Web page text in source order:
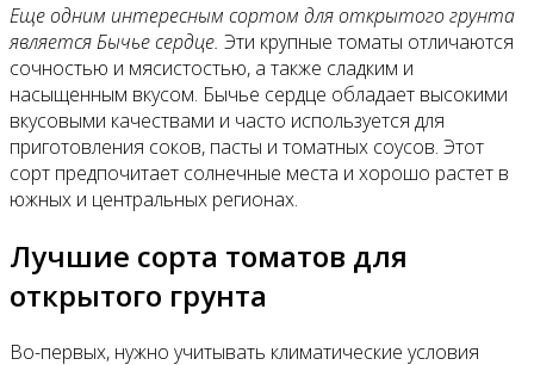
Еще одним интересным сортом для открытого грунта
является Бычье сердце. Эти крупные томаты отличаются
сочностью и мясистостью, а также сладким и
насыщенным вкусом. Бычье сердце обладает высокими
вкусовыми качествами и часто используется для
приготовления соков, пасты и томатных соусов. Этот
сорт предпочитает солнечные места и хорошо растет в
южных и центральных регионах.
Лучшие сорта томатов для
открытого грунта
Во-первых, нужно учитывать климатические условия